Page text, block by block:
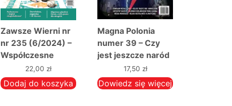
Zawsze Wierni nr
nr 235 (6/2024) –
Współczesne
zabobony:
ekologizm,
ewolucjonizm…
22,00 zł
Dodaj do koszyka
Magna Polonia
numer 39 – Czy
jest jeszcze naród
polski?17,50 zł
Dowiedz się więcej